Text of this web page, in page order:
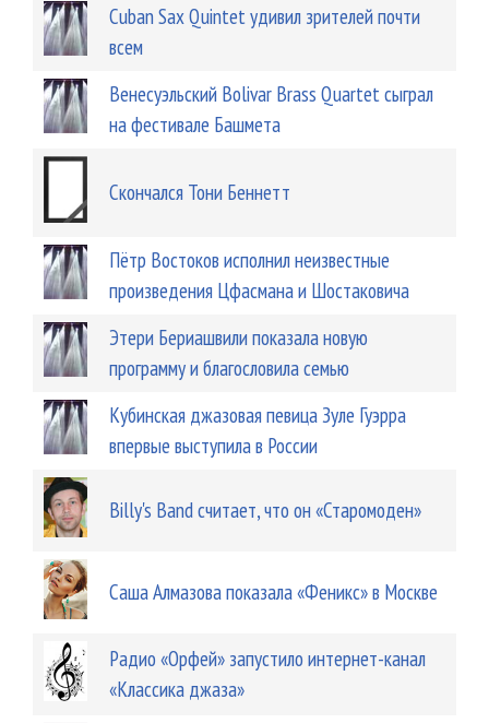
Cuban Sax Quintet удивил зрителей почти
всем
Венесуэльский Bolivar Brass Quartet сыграл
на фестивале Башмета
Скончался Тони Беннетт
Пётр Востоков исполнил неизвестные
произведения Цфасмана и Шостаковича
Этери Бериашвили показала новую
программу и благословила семью
Кубинская джазовая певица Зуле Гуэрра
впервые выступила в России
Billy's Band считает, что он «Старомоден»
Саша Алмазова показала «Феникс» в Москве
Радио «Орфей» запустило интернет-канал
«Классика джаза»